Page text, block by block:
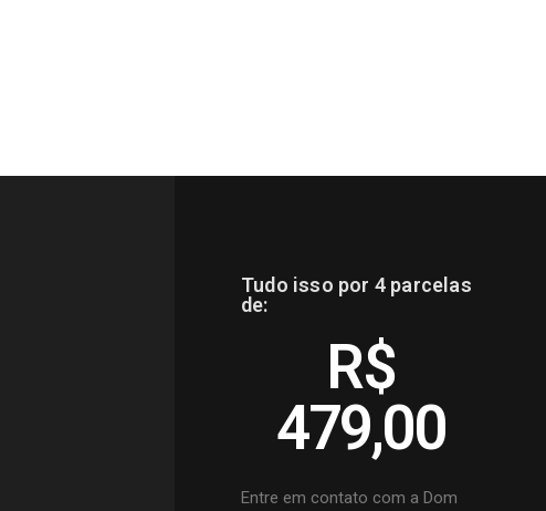
Tudo isso por 4 parcelas
de:
R$
479,00
Entre em contato com a Dom